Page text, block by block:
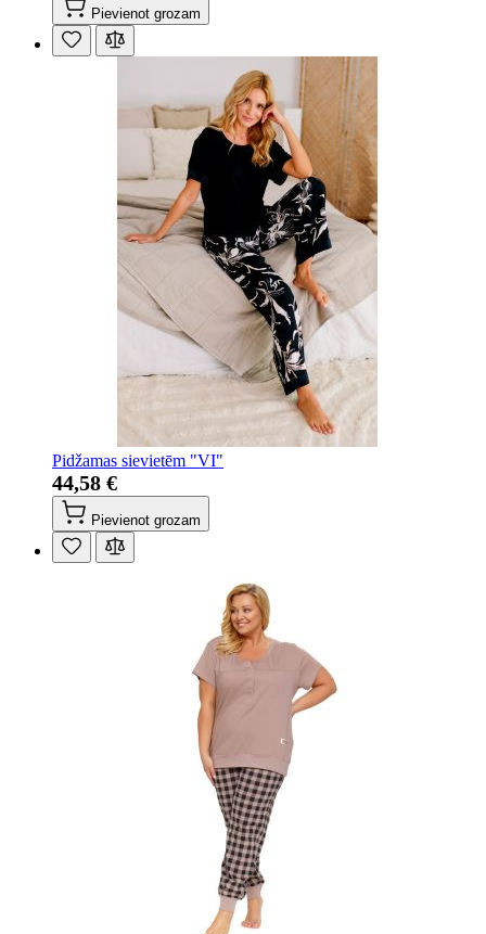
Pievienot grozam
Pidžamas sievietēm "VI"
44,58 €
Pievienot grozam